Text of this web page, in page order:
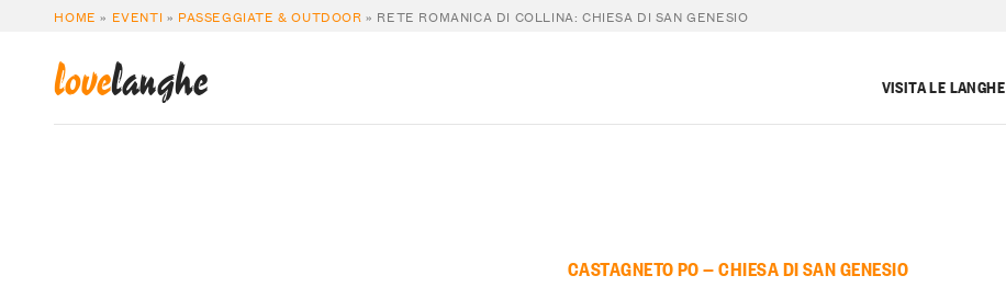
HOME » EVENTI » PASSEGGIATE & OUTDOOR » RETE ROMANICA DI COLLINA: CHIESA DI SAN GENESIO
lovelanghe VISITA LE LANGHE
CASTAGNETO PO — CHIESA DI SAN GENESIO